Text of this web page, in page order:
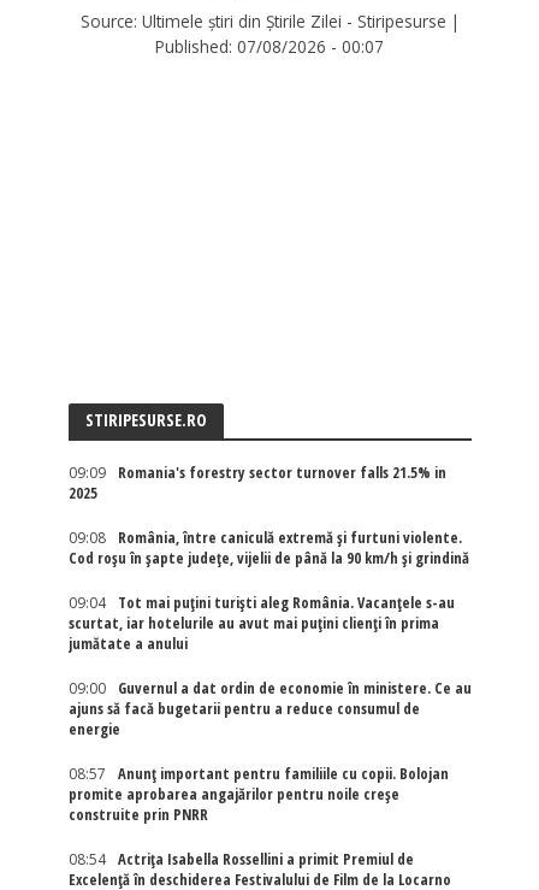
Source: Ultimele știri din Știrile Zilei - Stiripesurse |
Published: 07/08/2026 - 00:07
STIRIPESURSE.RO
09:09
Romania's forestry sector turnover falls 21.5% in
2025
09:08
România, între caniculă extremă și furtuni violente.
Cod roșu în șapte județe, vijelii de până la 90 km/h și grindină
09:04
Tot mai puțini turiști aleg România. Vacanțele s-au
scurtat, iar hotelurile au avut mai puțini clienți în prima
jumătate a anului
09:00
Guvernul a dat ordin de economie în ministere. Ce au
ajuns să facă bugetarii pentru a reduce consumul de
energie
08:57
Anunț important pentru familiile cu copii. Bolojan
promite aprobarea angajărilor pentru noile creșe
construite prin PNRR
08:54
Actriţa Isabella Rossellini a primit Premiul de
Excelenţă în deschiderea Festivalului de Film de la Locarno